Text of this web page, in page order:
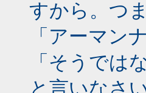
すから。つ
「アーマン
「そうでは
と言いなさ